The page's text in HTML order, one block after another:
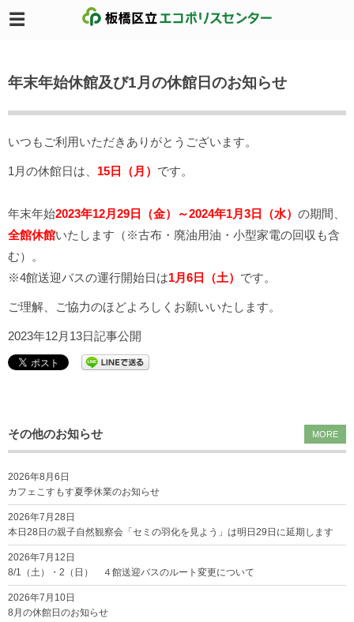
年末年始休館及び1月の休館日のお知らせ
いつもご利用いただきありがとうございます。
1月の休館日は、 15日（月） です。
年末年始2023年12月29日（金）～2024年1月3日（水） の期間、
全館休館いたします（※古布・廃油用油・小型家電の回収も含
む）。
※4館送迎バスの運行開始日は1月6日（土） です。
ご理解、ご協力のほどよろしくお願いいたします。
2023年12月13日記事公開
その他のお知らせ
2026年8月6日
カフェこすもす夏季休業のお知らせ
2026年7月28日
本日28日の親子自然観察会「セミの羽化を見よう」は明日29日に延期します
2026年7月12日
8/1（土）・2（日） ４館送迎バスのルート変更について
2026年7月10日
8月の休館日のお知らせ
MORE